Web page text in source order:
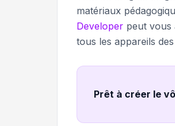
matériaux
Developer peut vous
tous les appareils
Prêt à créer le